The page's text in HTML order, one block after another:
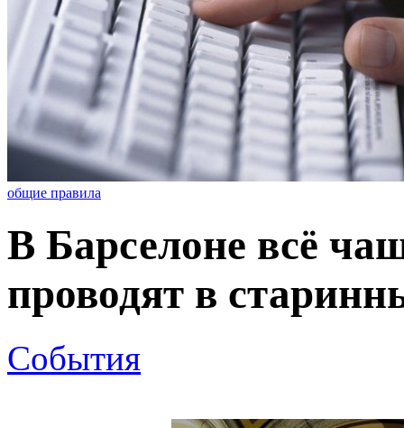
общие правила
В Барселоне всё
проводят в
События